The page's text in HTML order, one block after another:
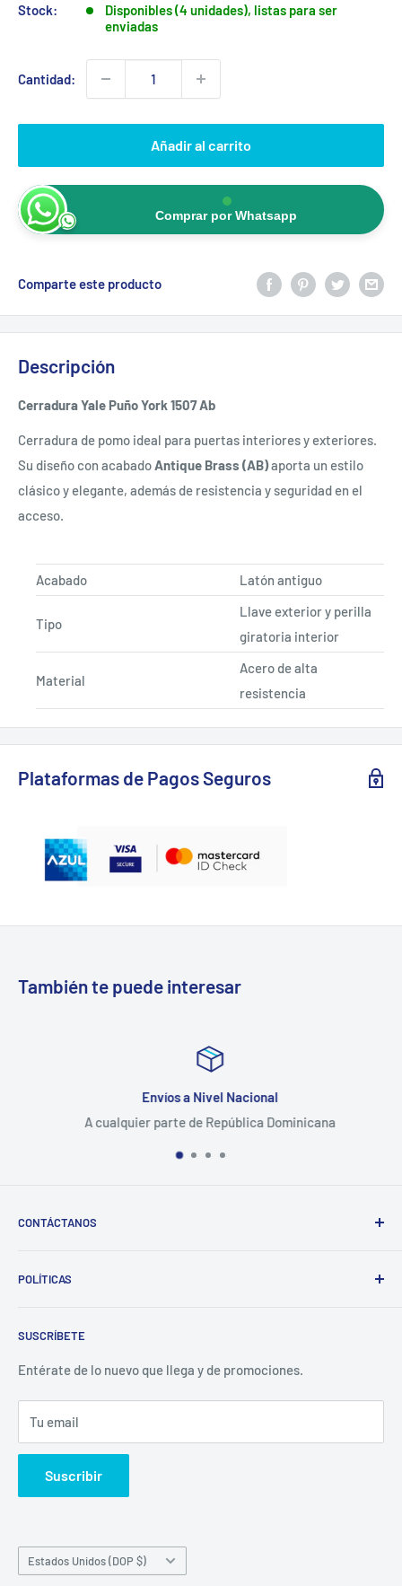
Stock:
Disponibles (4 unidades), listas para ser
enviadas
Cantidad:
Añadir al carrito
Comprar por Whatsapp
Comparte este producto
Descripción
Cerradura Yale Puño York 1507 Ab
Cerradura de pomo ideal para puertas interiores y exteriores.
Su diseño con acabadoAntique Brass (AB)aporta un estilo
clásico y elegante, además de resistencia y seguridad en el
acceso.
Acabado Latón antiguo
Tipo
Llave exterior y perilla
giratoria interior
Material
Acero de alta
resistencia
Plataformas de Pagos Seguros
También te puede interesar
Envíos a Nivel Nacional
A cualquier parte de República Dominicana
CONTÁCTANOS
POLÍTICAS
Política de Privacidad
Políticas de Reembolso
Términos del servicio
Política de reembolso
SUSCRÍBETE
Entérate de lo nuevo que llega y de promociones.
Tu email
Suscribir
País/región
Estados Unidos (DOP $)